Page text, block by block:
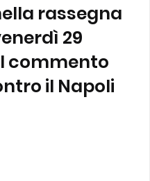
rassegna
29
commento
il Napoli